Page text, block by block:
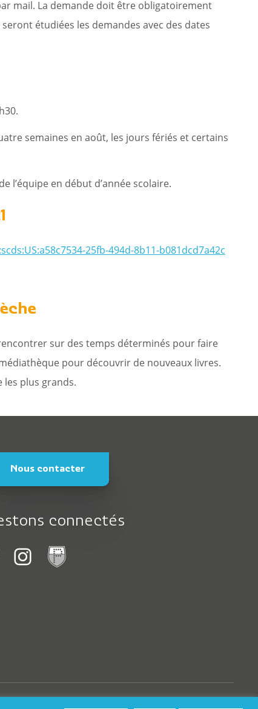
mail. La demande doit être obligatoirement
étudiées les demandes avec des dates
semaines en août, les jours fériés et certains
l’équipe en début d’année scolaire.
25fb-494d-8b11-b081dcd7a42c
sur des temps déterminés pour faire
pour découvrir de nouveaux livres.
les plus grands.
Nous contacter
connectés